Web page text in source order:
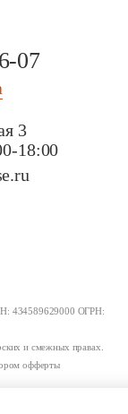
07
3
18:00
434589629000 ОГРН:
и смежных правах.
офферты